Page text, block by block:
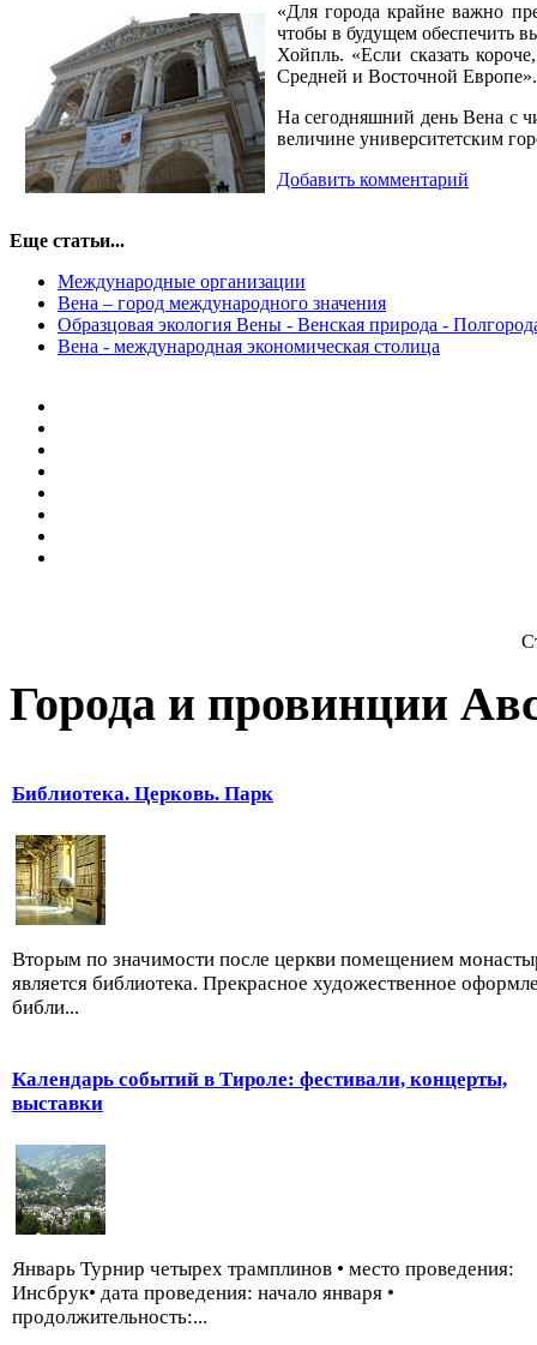
«Для города крайне важно
чтобы в будущем обеспечить
Хойпль. «Если сказать
Средней и Восточной Европе».
На сегодняшний день Вена с
величине университетским
Добавить комментарий
Еще статьи...
Международные организации
Вена – город международного значения
Образцовая экология Вены - Венская природа -
Вена - международная экономическая столица
Города и провинции
Библиотека. Церковь. Парк
Вторым по значимости после церкви помещением
является библиотека. Прекрасное художественное
библи...
Календарь событий в Тироле: фестивали, концерты,
выставки
Январь Турнир четырех трамплинов • место проведения:
Инсбрук• дата проведения: начало января •
продолжительность:...